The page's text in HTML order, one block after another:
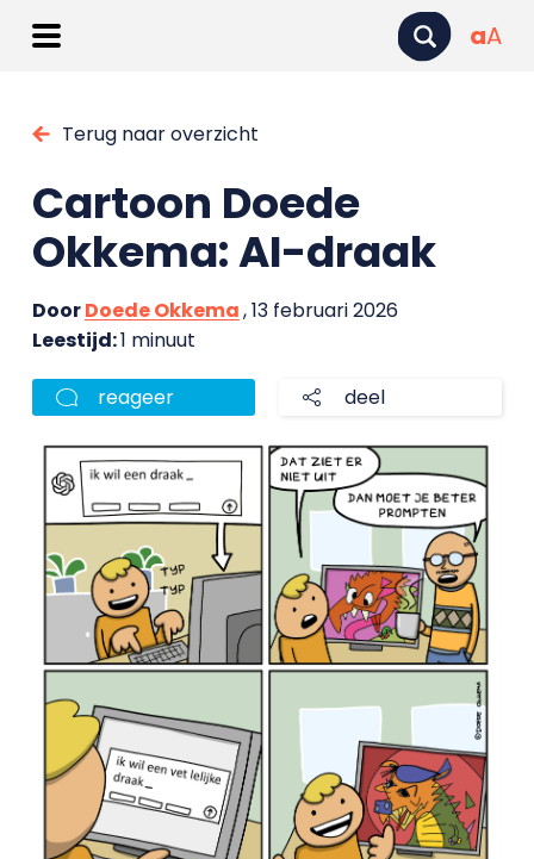
aA
Terug naar overzicht
Cartoon Doede
Okkema: AI-draak
DoorDoede Okkema, 13 februari 2026
Leestijd:1 minuut
reageer deel